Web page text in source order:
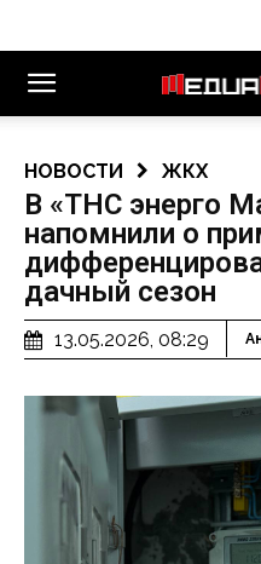
НОВОСТИ ЖКХ
В «ТНС энерго
напомнили о
дачный сезон
13.05.2026, 08:29